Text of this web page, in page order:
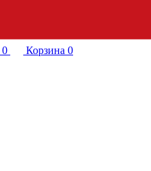
0 Корзина 0